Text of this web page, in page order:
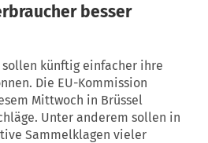
besser
künftig einfacher ihre
Die EU-Kommission
Mittwoch in Brüssel
Unter anderem sollen in
Sammelklagen vieler